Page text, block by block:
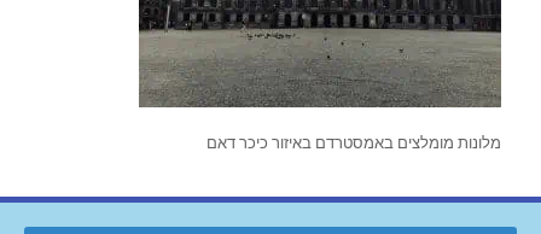
מלונות מומלצים באמסטרדם באיזור כיכר דאם